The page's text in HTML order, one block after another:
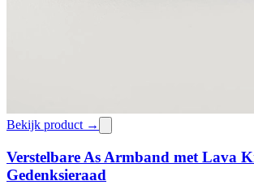
Bekijk product →
Verstelbare As Armband met Lava
Gedenksieraad